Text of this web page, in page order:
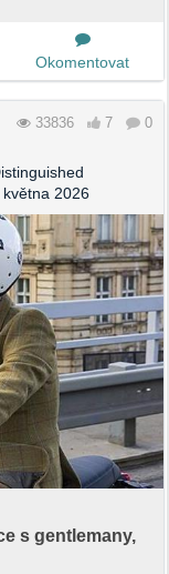
Okomentovat
33836 7 0
května 2026
s gentlemany,